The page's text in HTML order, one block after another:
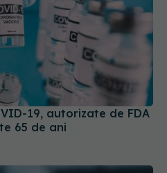
19, autorizate de FDA
65 de ani